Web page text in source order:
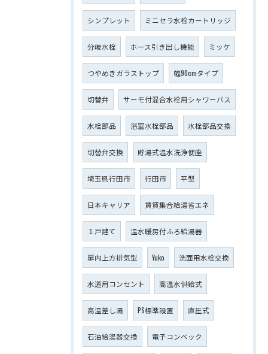
シンプレット ミニセラ水栓カートリッジ
分岐水栓 ホース引き出し機能 ミッケ
つやめきガラストップ 幅90cmタイプ
切替弁 サーモ付混合水栓用シャワーバス
水栓部品 浴室水栓部品 水栓部品交換
切替弁交換 貯湯式温水洗浄便座
埼玉県行田市 行田市 平型
日本キャリア 賃貸集合給湯省エネ
１戸建て 温水暖房付ふろ給湯器
扉内上方排気型 Yuko 洗面用水栓交換
水道用コンセント 高温水供給式
高温差し湯 PS標準設置 直圧式
石油給湯器交換 電子コンベック